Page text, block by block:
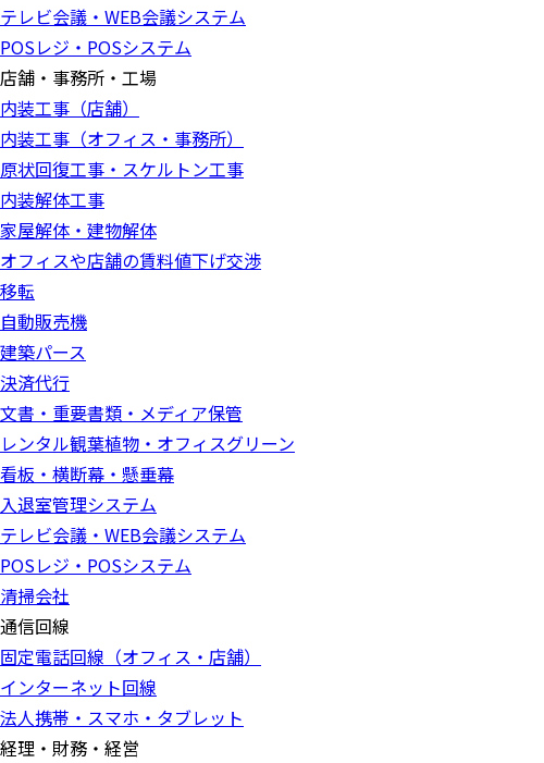
テレビ会議・WEB会議システム
POSレジ・POSシステム
店舗・事務所・工場
内装工事（店舗）
内装工事（オフィス・事務所）
原状回復工事・スケルトン工事
内装解体工事
家屋解体・建物解体
オフィスや店舗の賃料値下げ交渉
移転
自動販売機
建築パース
決済代行
文書・重要書類・メディア保管
レンタル観葉植物・オフィスグリーン
看板・横断幕・懸垂幕
入退室管理システム
テレビ会議・WEB会議システム
POSレジ・POSシステム
清掃会社
通信回線
固定電話回線（オフィス・店舗）
インターネット回線
法人携帯・スマホ・タブレット
経理・財務・経営